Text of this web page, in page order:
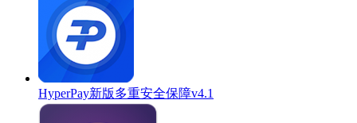
HyperPay新版多重安全保障v4.1